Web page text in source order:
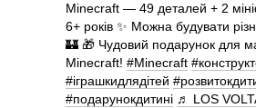
Minecraft — 49 деталей + 2
6+ років ✨ Можна будувати
🏰 🎁 Чудовий подарунок для
Minecraft! #Minecraft
#іграшкидлядітей
#подарунокдитині ♬ LOS